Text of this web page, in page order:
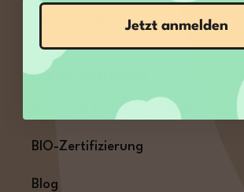
Vertrag widerrufen
INFORMATIONEN
AGB und Kundeninformationen
BIO-Zertifizierung
Blog
Jetzt anmelden